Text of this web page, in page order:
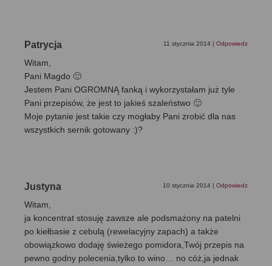
Patrycja 11 stycznia 2014 | Odpowiedz
Witam,
Pani Magdo 🙂
Jestem Pani OGROMNĄ fanką i wykorzystałam już tyle
Pani przepisów, że jest to jakieś szaleństwo 🙂
Moje pytanie jest takie czy mogłaby Pani zrobić dla nas
wszystkich sernik gotowany :)?
Justyna 10 stycznia 2014 | Odpowiedz
Witam,
ja koncentrat stosuję zawsze ale podsmażony na patelni
po kiełbasie z cebulą (rewelacyjny zapach) a także
obowiązkowo dodaję świeżego pomidora,Twój przepis na
pewno godny polecenia,tylko to wino… no cóż,ja jednak